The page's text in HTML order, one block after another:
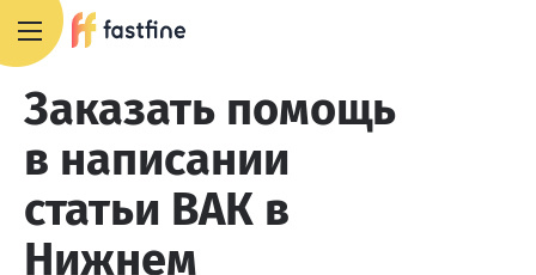
Заказать помощь
в написании
статьи ВАК в
Нижнем